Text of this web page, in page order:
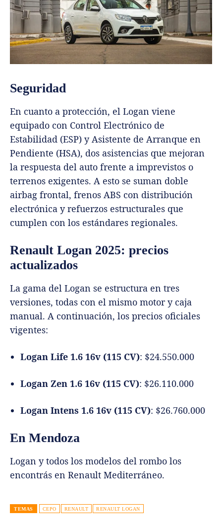
Seguridad
En cuanto a protección, el Logan viene
equipado con Control Electrónico de
Estabilidad (ESP) y Asistente de Arranque en
Pendiente (HSA), dos asistencias que mejoran
la respuesta del auto frente a imprevistos o
terrenos exigentes. A esto se suman doble
airbag frontal, frenos ABS con distribución
electrónica y refuerzos estructurales que
cumplen con los estándares regionales.
Renault Logan 2025: precios
actualizados
La gama del Logan se estructura en tres
versiones, todas con el mismo motor y caja
manual. A continuación, los precios oficiales
vigentes:
Logan Life 1.6 16v (115 CV): $24.550.000
Logan Zen 1.6 16v (115 CV): $26.110.000
Logan Intens 1.6 16v (115 CV): $26.760.000
En Mendoza
Logan y todos los modelos del rombo los
encontrás en Renault Mediterráneo.
TEMAS CEPO RENAULT RENAULT LOGAN